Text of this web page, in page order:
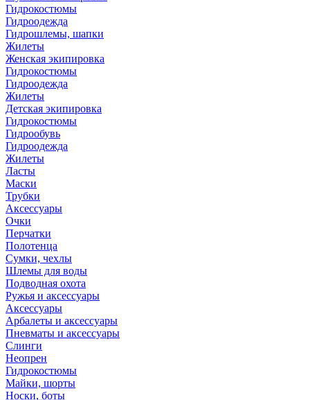
Гидрокостюмы
Гидроодежда
Гидрошлемы, шапки
Жилеты
Женская экипировка
Гидрокостюмы
Гидроодежда
Жилеты
Детская экипировка
Гидрокостюмы
Гидрообувь
Гидроодежда
Жилеты
Ласты
Маски
Трубки
Аксессуары
Очки
Перчатки
Полотенца
Сумки, чехлы
Шлемы для воды
Подводная охота
Ружья и аксессуары
Аксессуары
Арбалеты и аксессуары
Пневматы и аксессуары
Слинги
Неопрен
Гидрокостюмы
Майки, шорты
Носки, боты